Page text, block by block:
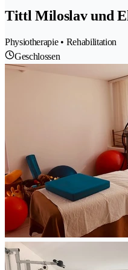
Tittl Miloslav und
Physiotherapie • Rehabilitation
Geschlossen